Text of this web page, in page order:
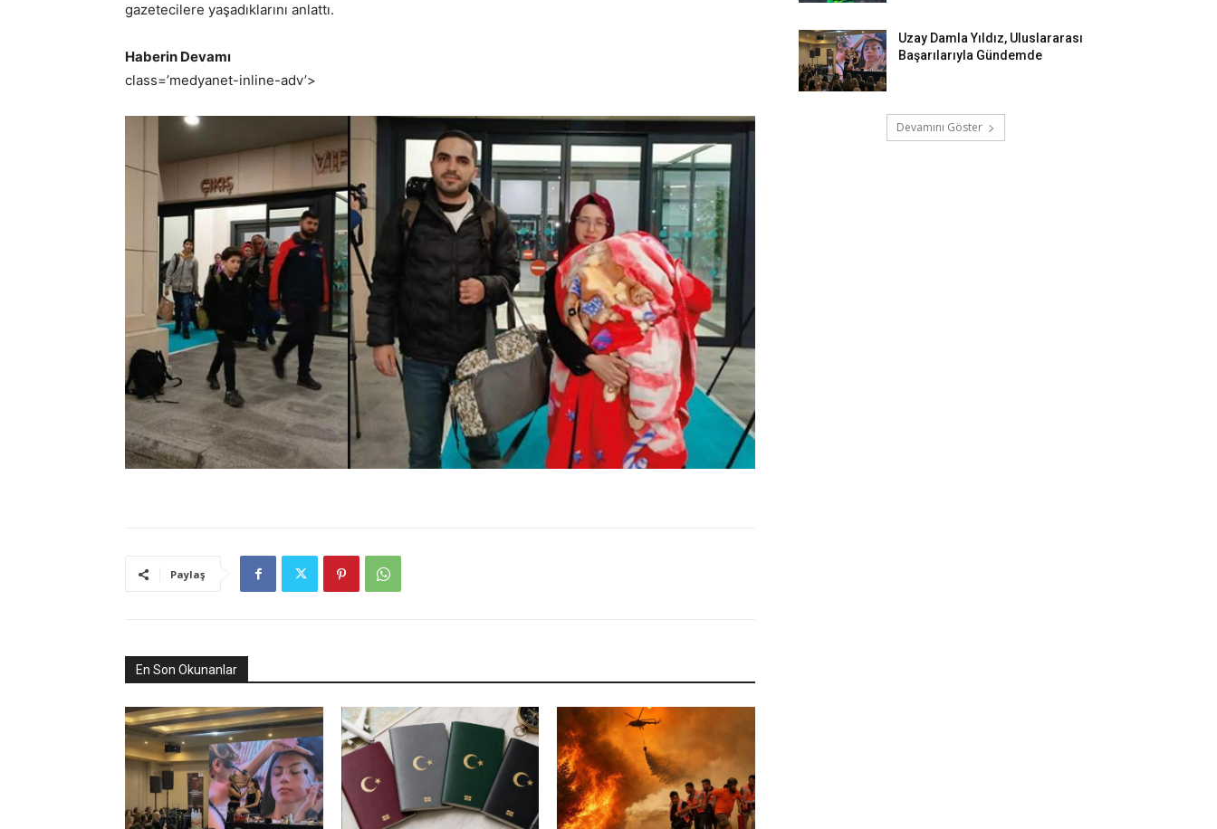
gazetecilere yaşadıklarını anlattı.
Haberin Devamı
class=’medyanet-inline-adv’>
Paylaş
En Son Okunanlar
Uzay Damla Yıldız, Uluslararası
Başarılarıyla Gündemde
Devamını Göster